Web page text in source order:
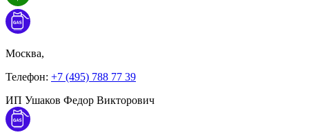
Москва,
Телефон: +7 (495) 788 77 39
ИП Ушаков Федор Викторович